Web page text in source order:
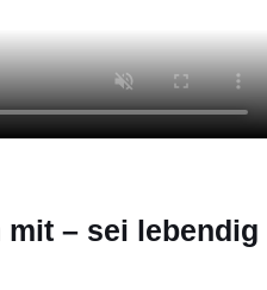
– sei lebendig